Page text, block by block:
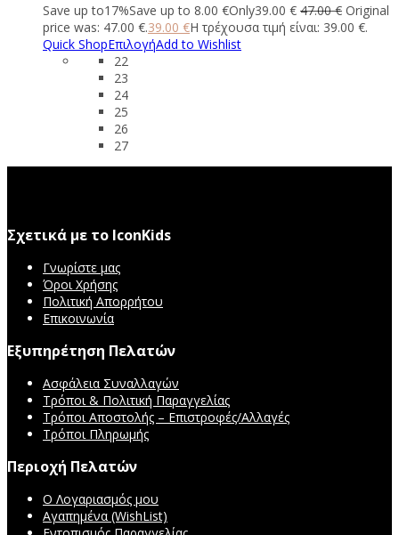
Save up to17%Save up to 8.00 €Only39.00 € 47.00€ Original
price was: 47.00 €.39.00 €Η τρέχουσα τιμή είναι: 39.00 €.
Quick ShopΕπιλογήAdd to Wishlist
22
23
24
25
26
27
Σχετικά με το IconKids
Γνωρίστε μας
Όροι Χρήσης
Πολιτική Απορρήτου
Επικοινωνία
Εξυπηρέτηση Πελατών
Ασφάλεια Συναλλαγών
Τρόποι & Πολιτική Παραγγελίας
Τρόποι Αποστολής – Επιστροφές/Αλλαγές
Τρόποι Πληρωμής
Περιοχή Πελατών
Ο Λογαριασμός μου
Αγαπημένα (WishList)